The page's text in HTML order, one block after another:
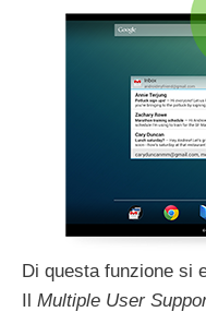
Di questa funzione si
Il Multiple User